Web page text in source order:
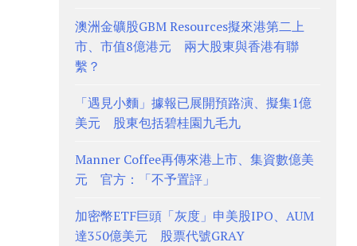
澳洲金礦股GBM Resources擬來港第二上
市、市值8億港元 兩大股東與香港有聯
繫？
「遇見小麵」據報已展開預路演、擬集1億
美元 股東包括碧桂園九毛九
Manner Coffee再傳來港上市、集資數億美
元 官方：「不予置評」
加密幣ETF巨頭「灰度」申美股IPO、AUM
達350億美元 股票代號GRAY